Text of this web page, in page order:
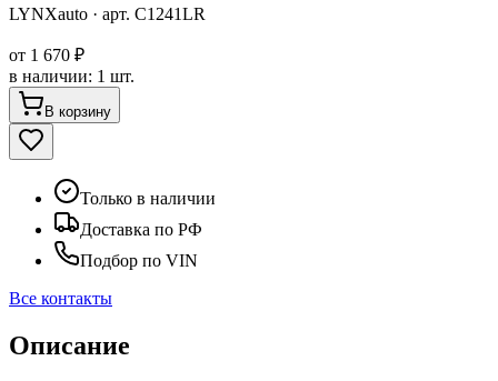
LYNXauto · арт. C1241LR
от 1 670 ₽
в наличии: 1 шт.
В корзину
Только в наличии
Доставка по РФ
Подбор по VIN
Все контакты
Описание